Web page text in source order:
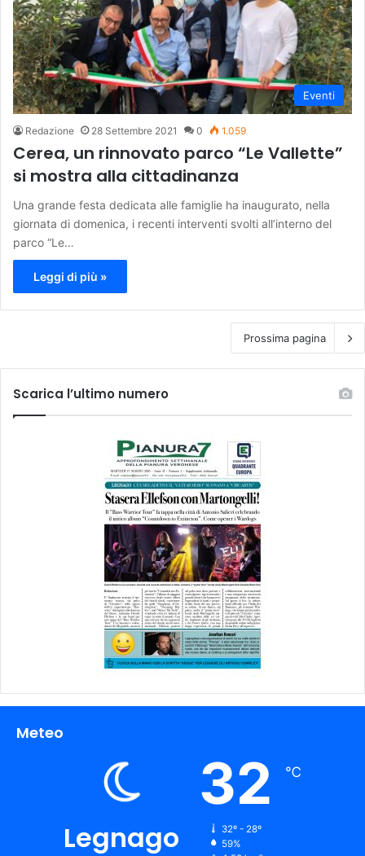
Eventi
Redazione 28 Settembre 2021 0 1.059
Cerea, un rinnovato parco “Le Vallette”
si mostra alla cittadinanza
Una grande festa dedicata alle famiglie ha inaugurato, nella
giornata di domenica, i recenti interventi svolti all’interno del
parco “Le…
Leggi di più »
Prossima pagina
Scarica l’ultimo numero
Meteo
Legnago
32 ℃
32º - 28º
59%